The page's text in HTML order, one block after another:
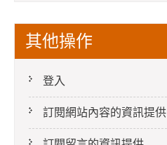
其他操作
登入
訂閱網站內容的資訊提供